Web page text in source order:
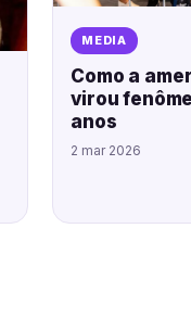
MEDIA
Como a
virou
anos
2 mar 2026